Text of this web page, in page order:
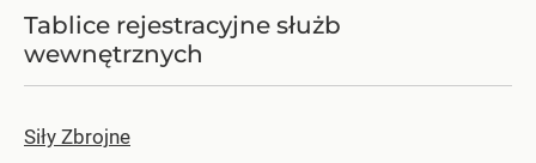
Tablice rejestracyjne służb
wewnętrznych
Siły Zbrojne